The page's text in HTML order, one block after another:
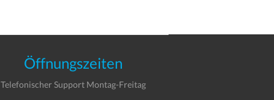
Öffnungszeiten
Telefonischer Support Montag-Freitag